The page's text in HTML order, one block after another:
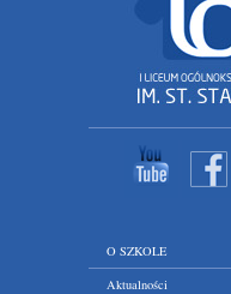
O SZKOLE
Aktualności